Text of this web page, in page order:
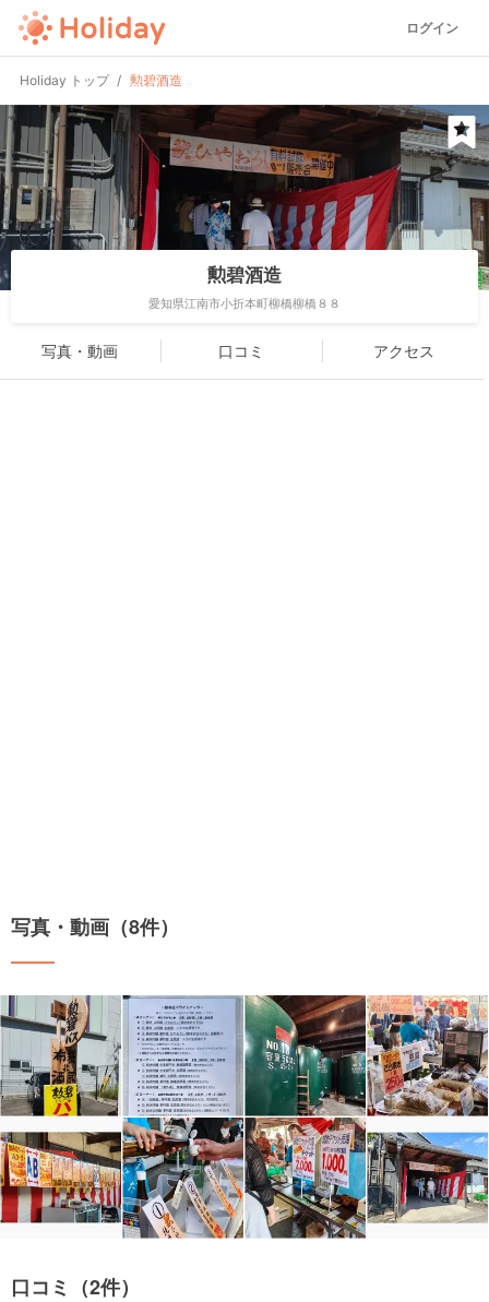
ログイン
Holiday トップ 勲碧酒造
勲碧酒造
愛知県江南市小折本町柳橋柳橋８８
写真・動画 口コミ アクセス
写真・動画（8件）
口コミ（2件）